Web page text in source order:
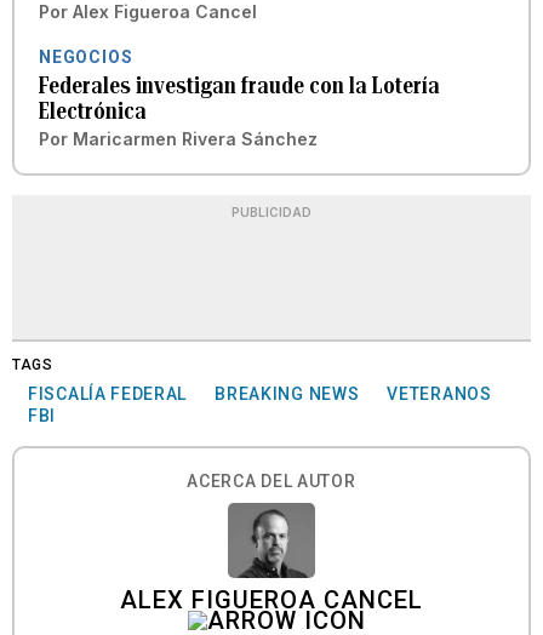
Por Alex Figueroa Cancel
NEGOCIOS
Federales investigan fraude con la Lotería
Electrónica
Por Maricarmen Rivera Sánchez
PUBLICIDAD
TAGS
FISCALÍA FEDERAL BREAKING NEWS
VETERANOS
FBI
ACERCA DEL AUTOR
ALEX FIGUEROA CANCEL